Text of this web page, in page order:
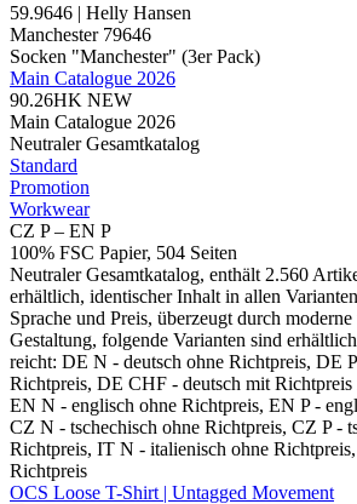
59.9646 | Helly Hansen
Manchester 79646
Socken "Manchester" (3er Pack)
Main Catalogue 2026
90.26HK NEW
Main Catalogue 2026
Neutraler Gesamtkatalog
Standard
Promotion
Workwear
CZ P – EN P
100% FSC Papier, 504 Seiten
Neutraler Gesamtkatalog, enthält 2.560
erhältlich, identischer Inhalt in allen
Sprache und Preis, überzeugt durch
Gestaltung, folgende Varianten sind
reicht: DE N - deutsch ohne Richtpreis, DE
Richtpreis, DE CHF - deutsch mit
EN N - englisch ohne Richtpreis, EN P -
CZ N - tschechisch ohne Richtpreis, CZ P -
Richtpreis, IT N - italienisch ohne
Richtpreis
OCS Loose T-Shirt | Untagged Movement